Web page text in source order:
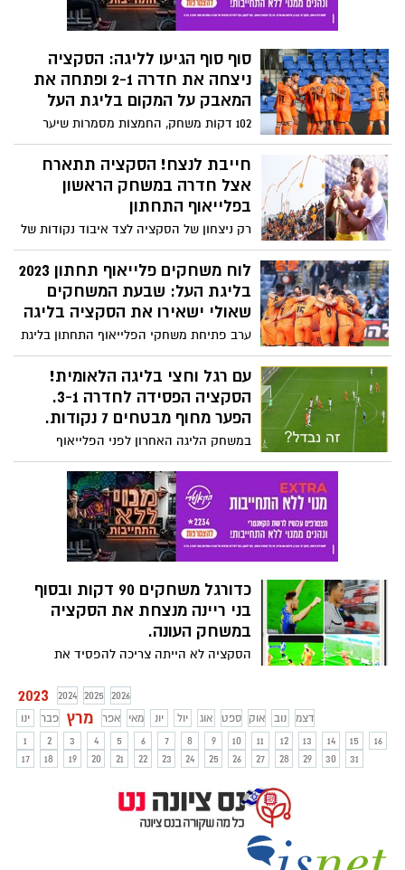
סוף סוף הגיעו לליגה: הסקציה
ניצחה את חדרה 2-1 ופתחה את
המאבק על המקום בליגת העל
102 דקות משחק, החמצות מסמרות שיער
ושער ענק של יוני סטויאנוב הקנו לסקציה
ניצחון חשוב במשחק הראשון בפלייאוף
התחתון לאחר יותר מעשרה משחקים ללא
ניצחון.
חייבת לנצח! הסקציה תתארח
אצל חדרה במשחק הראשון
בפלייאוף התחתון
רק ניצחון של הסקציה לצד איבוד נקודות של
קריית שמונה ובני ריינה ישאיר לסקציה סיכוי
לשרוד בליגת העל. הפלייאוף התחתון יוצא
לדרך בשבת. האם הסקציה תסיים את דרכה
מוקדם מהצפוי?.
לוח משחקים פלייאוף תחתון 2023
בליגת העל: שבעת המשחקים
שאולי ישאירו את הסקציה בליגה
ערב פתיחת משחקי הפלייאוף התחתון בליגת
העל בכדורגל הסקציה תצטרך הרבה יותר
מיכולת טובה על מנת לשרוד בליגת העל. צפו
ברשימת המשחקים ותאריכי הסיבובים
פלייאוף תחתון 2023 ליגת העל בכדורגל.
עם רגל וחצי בליגה הלאומית!
הסקציה הפסידה לחדרה 3-1.
הפער מחוף מבטחים 7 נקודות.
במשחק הליגה האחרון לפני הפלייאוף
התחתון הסקציה הצליחה(!) להפסיד להפועל
חדרה.3-1. האם יש לשחקנים של שלומי דורה
סיכוי להישאר בליגה?
כדורגל משחקים 90 דקות ובסוף
בני ריינה מנצחת את הסקציה
במשחק העונה.
הסקציה לא הייתה צריכה להפסיד את
שערים שני פנדלים בדקה ה 90 ובתוספת
הזמן השאירו את הנקודות לחניכים של שרון
מימר. האם שלומי דורה יוחלף לפני הפליאוף
התחתון?.
2023 2024 2025
2026
ינו
פבר מרץ אפר מאי יונ יול אוג ספט אוק נוב
דצמ
1
2 3 4 5 6 7 8 9 10 11 12 13 14 15
16
17
18 19 20 21 22 23 24 25 26 27 28 29 30 31